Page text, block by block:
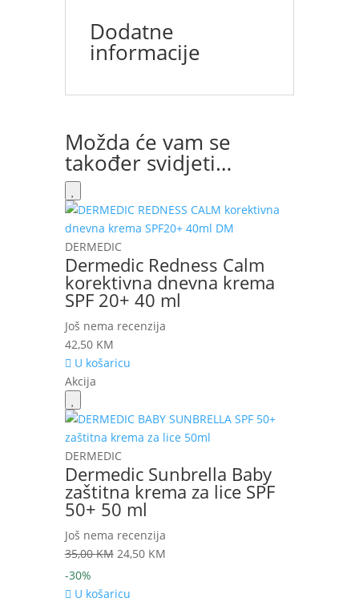
Dodatne
informacije
Možda će vam se
također svidjeti…
DERMEDIC
Dermedic Redness Calm
korektivna dnevna krema
SPF 20+ 40 ml
Još nema recenzija
42,50 KM
U košaricu
Akcija
DERMEDIC
Dermedic Sunbrella Baby
zaštitna krema za lice SPF
50+ 50 ml
Još nema recenzija
35,00KM Izvorna
bila
24,50 KMTrenutna
-30%
U košaricu